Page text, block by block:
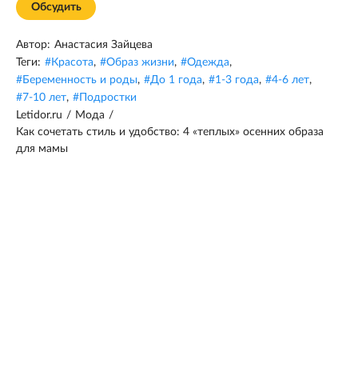
Обсудить
Автор: Анастасия Зайцева
Теги: #Красота, #Образ жизни, #Одежда,
#Беременность и роды, #До 1 года, #1-3 года, #4-6 лет,
#7-10 лет, # Подростки
Letidor.ru / Мода /
Как сочетать стиль и удобство: 4 «теплых» осенних образа
для мамы